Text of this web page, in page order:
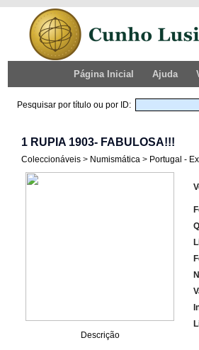
Página Inicial Ajuda
Pesquisar por título ou por ID:
1 RUPIA 1903- FABULOSA!!!
Coleccionáveis > Numismática > Portugal -
Descrição